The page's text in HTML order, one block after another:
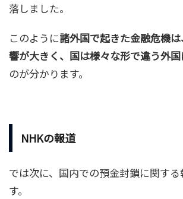
落しました。
このように諸外国で起きた金融危機
響が大きく、国は様々な形で違う外
のが分かります。
NHKの報道
では次に、国内での預金封鎖に関す
す。